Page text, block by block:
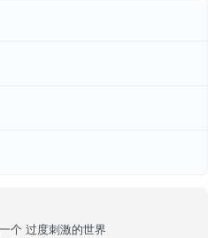
个 过度刺激的世界